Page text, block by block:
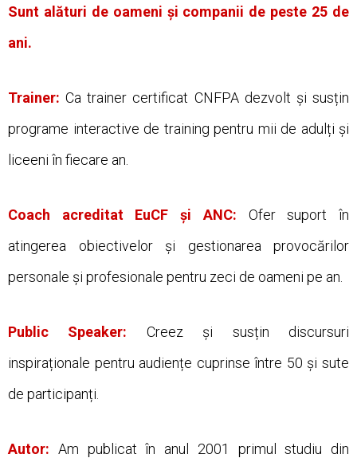
Sunt alături de oameni și companii de peste 25 de
ani.
Trainer: Ca trainer certificat CNFPA dezvolt și susțin
programe interactive de training pentru mii de adulți și
liceeni în fiecare an.
Coach acreditat EuCF și ANC:
Ofer suport în
atingerea obiectivelor și gestionarea provocărilor
personale și profesionale pentru zeci de oameni pe an.
Public Speaker:
Creez și susțin discursuri
inspiraționale pentru audiențe cuprinse între 50 și sute
de participanți.
Autor: Am publicat în anul 2001 primul studiu din